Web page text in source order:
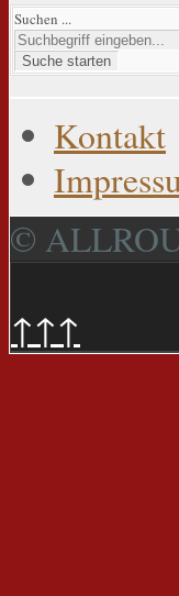
Suchen ...
Suche starten
Kontakt
©
↑↑↑